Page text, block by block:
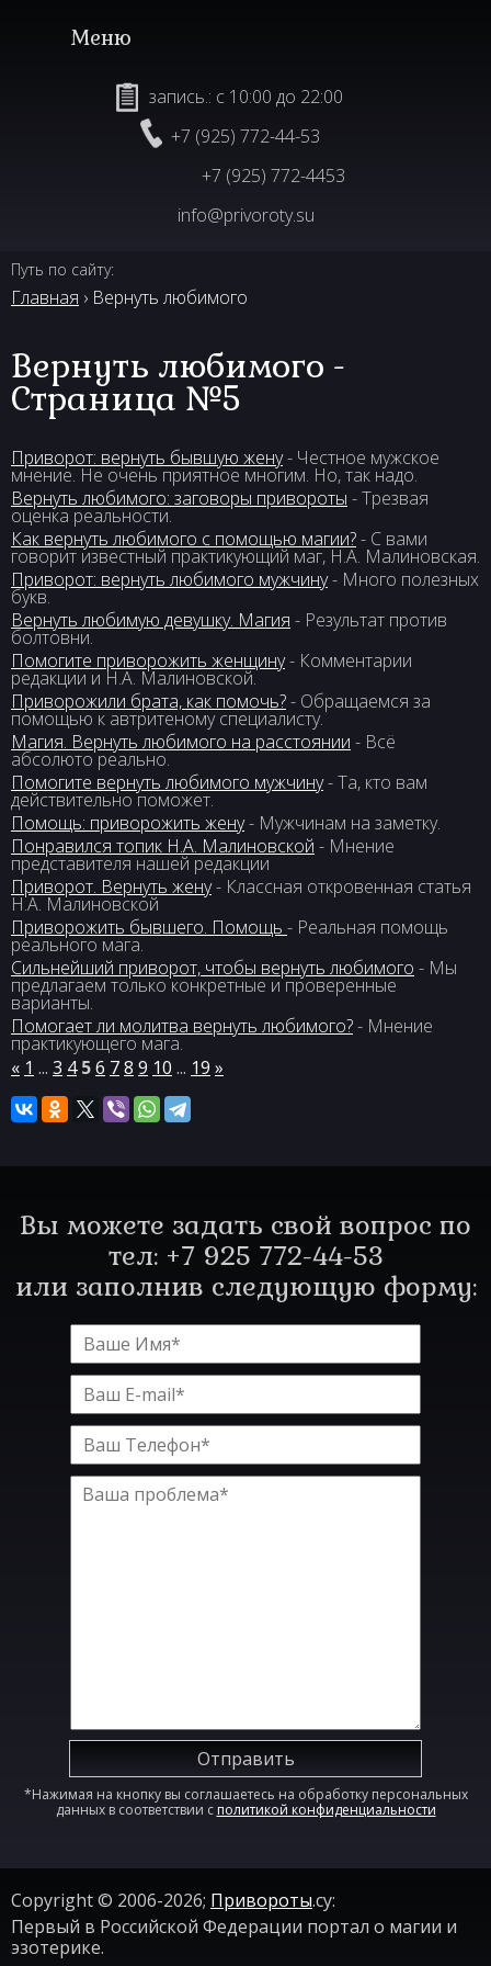
запись.: с 10:00 до 22:00
+7 (925) 772-44-53
+7 (925) 772-4453
info@privoroty.su
Путь по сайту:
Главная › Вернуть любимого
Вернуть любимого -
Страница №5
Приворот: вернуть бывшую жену- Честное мужское
мнение. Не очень приятное многим. Но, так надо.
Вернуть любимого: заговоры привороты - Трезвая
оценка реальности.
Как вернуть любимого с помощью магии?- С вами
говорит известный практикующий маг, Н.А. Малиновская.
Приворот: вернуть любимого мужчину- Много полезных
букв.
Вернуть любимую девушку. Магия - Результат против
болтовни.
Помогите приворожить женщину- Комментарии
редакции и Н.А. Малиновской.
Приворожили брата, как помочь?- Обращаемся за
помощью к автритеному специалисту.
Магия. Вернуть любимого на расстоянии - Всё
абсолюто реально.
Помогите вернуть любимого мужчину- Та, кто вам
действительно поможет.
Помощь: приворожить жену- Мужчинам на заметку.
Понравился топик Н.А. Малиновской - Мнение
представителя нашей редакции
Приворот. Вернуть жену- Классная откровенная статья
Н.А. Малиновской
Приворожить бывшего. Помощь - Реальная помощь
реального мага.
Сильнейший приворот, чтобы вернуть любимого - Мы
предлагаем только конкретные и проверенные
варианты.
Помогает ли молитва вернуть любимого?- Мнение
практикующего мага.
« 1 ... 3 4 56 78 9 10 ... 19 »
Вы можете задать свой вопрос по
тел: +7 925 772-44-53
или заполнив следующую форму:
Отправить
*Нажимая на кнопку вы соглашаетесь на обработку персональных
данных в соответствии с политикой конфиденциальности
Copyright © 2006-2026; Привороты.су:
Первый в Российской Федерации портал о магии и
эзотерике.